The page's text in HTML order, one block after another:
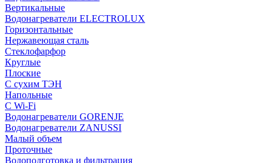
Вертикальные
Водонагреватели ELECTROLUX
Горизонтальные
Нержавеющая сталь
Стеклофарфор
Круглые
Плоские
С сухим ТЭН
Напольные
С Wi-Fi
Водонагреватели GORENJE
Водонагреватели ZANUSSI
Малый объем
Проточные
Водоподготовка и фильтрация